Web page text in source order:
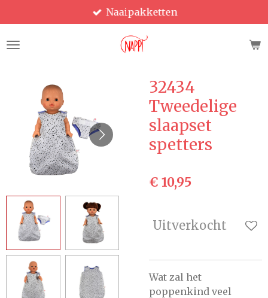
direct
naar
Naaipakketten
32434
Tweedelige
slaapset
spetters
€ 10,95
Uitverkocht
Wat zal het
poppenkind veel